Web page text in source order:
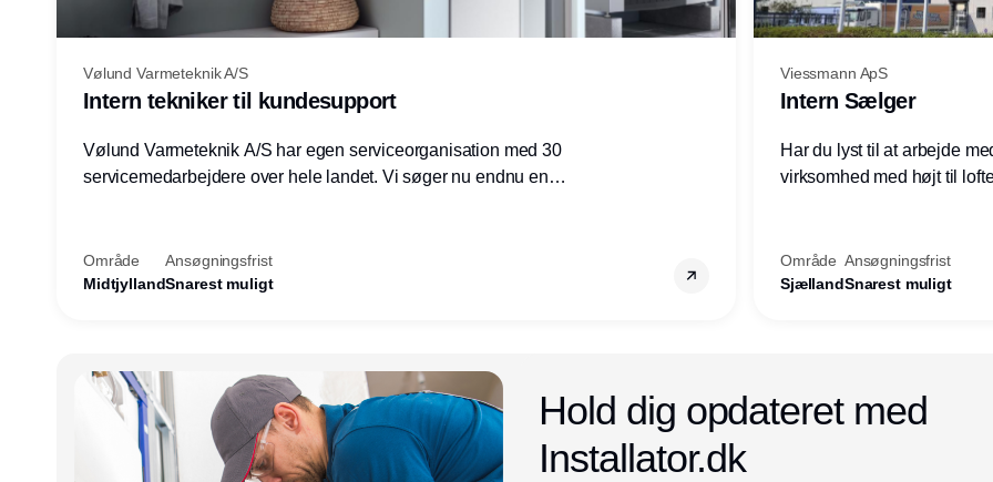
Vølund Varmeteknik A/S
Intern tekniker til kundesupport
Vølund Varmeteknik A/S har egen serviceorganisation med 30
servicemedarbejdere over hele landet. Vi søger nu endnu en
Område
Midtjylland
Ansøgningsfrist
Snarest muligt
Viessmann ApS
Intern Sælger
Har du lyst til at arbejde
virksomhed med højt til
Område
Sjælland
Ansøgningsfrist
Snarest muligt
Hold dig opdateret med
Installator.dk